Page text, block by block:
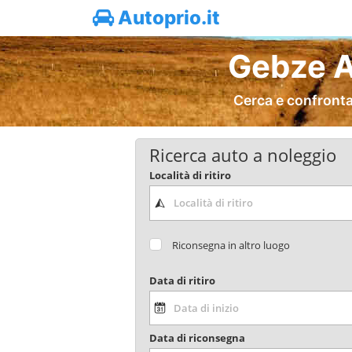
Autoprio.it
Gebze
Cerca e
Ricerca auto a noleggio
Località di ritiro
Riconsegna in altro luogo
Data di ritiro
Data di riconsegna